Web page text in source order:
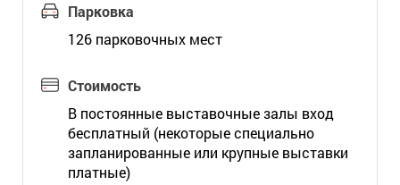
Парковка
126 парковочных мест
Стоимость
В постоянные выставочные залы вход
бесплатный (некоторые специально
запланированные или крупные выставки
платные)